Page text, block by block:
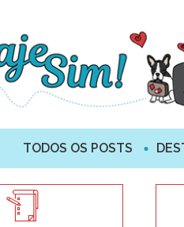
TODOS OS POSTS